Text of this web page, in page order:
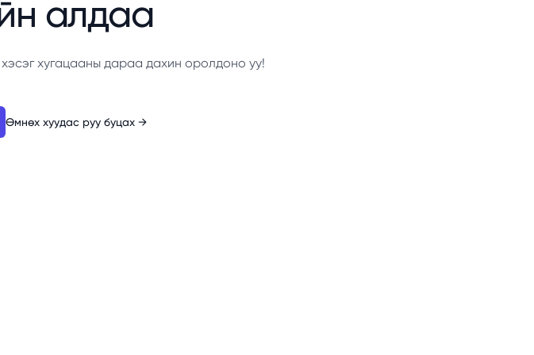
алдаа
хугацааны дараа дахин оролдоно уу!
Өмнөх хуудас руу буцах →